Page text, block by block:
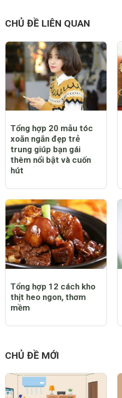
CHỦ ĐỀ LIÊN QUAN
Tổng hợp 20 mẫu tóc
xoăn ngắn đẹp trẻ
trung giúp bạn gái
thêm nổi bật và cuốn
hút
Tổng hợp 12 cách kho
thịt heo ngon, thơm
mềm
CHỦ ĐỀ MỚI